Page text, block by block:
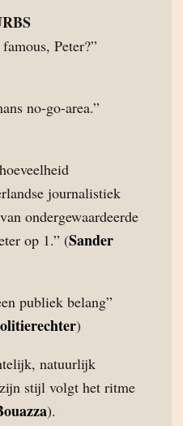
Peter?”
no-go-area.”
journalistiek
ondergewaardeerde
op 1.” (Sander
publiek belang”
)
natuurlijk
stijl volgt het ritme
).